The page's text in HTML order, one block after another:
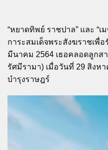
“หยาดทิพย์ ราชปาล” และ “เ
การะสมเด็จพระสังฆราชเพื่
มีนาคม 2564 เธอคลอดลูกส
รัศมีรามา) เมื่อวันที่ 29 สิงห
บำรุงราษฎร์